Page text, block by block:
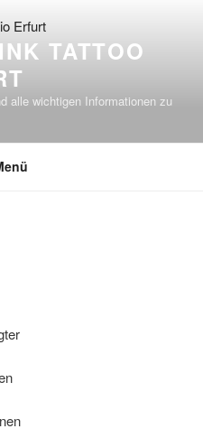
TATTOO
alle wichtigen Informationen zu